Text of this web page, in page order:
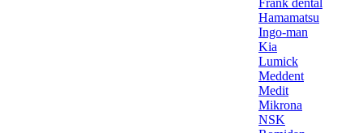
Frank dental
Hamamatsu
Ingo-man
Kia
Lumick
Meddent
Medit
Mikrona
NSK